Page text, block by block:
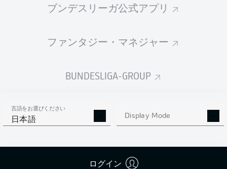
ブンデスリーガ公式アプリ
ファンタジー・マネジャー
BUNDESLIGA-GROUP
言語をお選びください
日本語 Display Mode
ログイン
統計 シーズン 2026/2027
TACKLES WON